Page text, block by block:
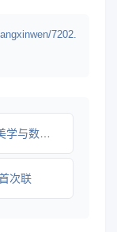
7202.
术的融合
次联